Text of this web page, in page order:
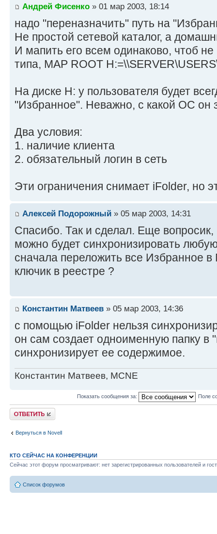
Андрей Фисенко » 01 мар 2003, 18:14
надо "переназначить" путь на
Не простой сетевой каталог, а
И мапить его всем одинаково, чтоб не
типа, MAP ROOT
На диске Н: у пользователя будет
"Избранное". Неважно, с какой ОС он
Два условия:
1. наличие клиента
2. обязательный логин в сеть
Эти ограничения снимает iFolder, но
Алексей Подорожный » 05 мар 2003, 14:31
Спасибо. Так и сделал. Еще
можно будет синхронизировать
сначала переложить все Избранное
ключик в реестре ?
Константин Матвеев » 05 мар 2003, 14:36
с помощью iFolder нельзя
он сам создает одноименную папку в
синхронизирует ее содержимое.
Константин Матвеев, MCNE
Показать сообщения за: Поле
Ответить
Вернуться в Novell
КТО СЕЙЧАС НА КОНФЕРЕНЦИИ
Сейчас этот форум просматривают: нет зарегистрированных пользователей и
Список форумов